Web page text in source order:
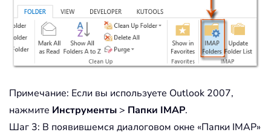
Примечание: Если вы используете Outlook 2007,
нажмите Инструменты > Папки IMAP.
Шаг 3: В появившемся диалоговом окне «Папки IMAP»